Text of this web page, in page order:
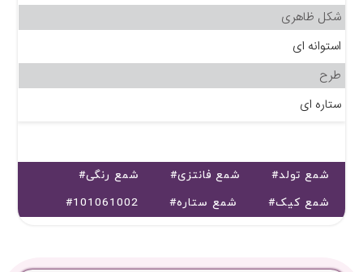
شکل ظاهری
استوانه ای
طرح
ستاره ای
#شمع تولد #شمع فانتزی
#شمع رنگی
#شمع کیک
#شمع ستاره #101061002